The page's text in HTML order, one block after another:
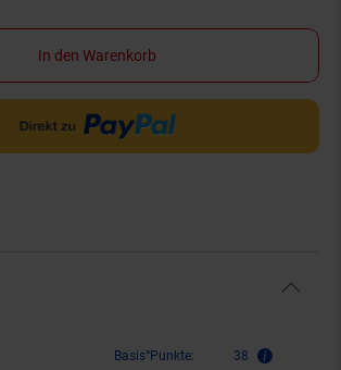
In den Warenkorb
Basis°Punkte:
38